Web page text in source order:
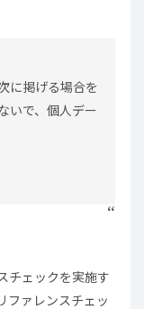
に掲げる場合を
いで、個人デー
チェックを実施す
ファレンスチェッ